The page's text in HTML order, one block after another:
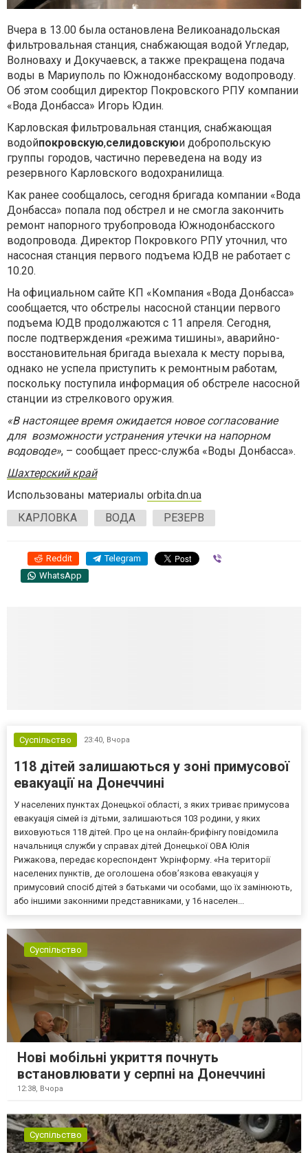
Вчера в 13.00 была остановлена Великоанадольская
фильтровальная станция, снабжающая водой Угледар,
Волноваху и Докучаевск, а также прекращена подача
воды в Мариуполь по Южнодонбасскому водопроводу.
Об этом сообщил директор Покровского РПУ компании
«Вода Донбасса» Игорь Юдин.
Карловская фильтровальная станция, снабжающая
водойпокровскую,селидовскуюи добропольскую
группы городов, частично переведена на воду из
резервного Карловского водохранилища.
Как ранее сообщалось, сегодня бригада компании «Вода
Донбасса» попала под обстрел и не смогла закончить
ремонт напорного трубопровода Южнодонбасского
водопровода. Директор Покровкого РПУ уточнил, что
насосная станция первого подъема ЮДВ не работает с
10.20.
На официальном сайте КП «Компания «Вода Донбасса»
сообщается, что обстрелы насосной станции первого
подъема ЮДВ продолжаются с 11 апреля. Сегодня,
после подтверждения «режима тишины», аварийно-
восстановительная бригада выехала к месту порыва,
однако не успела приступить к ремонтным работам,
поскольку поступила информация об обстреле насосной
станции из стрелкового оружия.
«В настоящее время ожидается новое согласование
для возможности устранения утечки на напорном
водоводе», – сообщает пресс-служба «Воды Донбасса».
Шахтерский край
Использованы материалы orbita.dn.ua
КАРЛОВКА
ВОДА РЕЗЕРВ
Reddit Telegram
WhatsApp
Суспільство 23:40, Вчора
118 дітей залишаються у зоні примусової
евакуації на Донеччині
У населених пунктах Донецької області, з яких триває примусова
евакуація сімей із дітьми, залишаються 103 родини, у яких
виховуються 118 дітей. Про це на онлайн-брифінгу повідомила
начальниця служби у справах дітей Донецької ОВА Юлія
Рижакова, передає кореспондент Укрінформу. «На території
населених пунктів, де оголошена обов’язкова евакуація у
примусовий спосіб дітей з батьками чи особами, що їх замінюють,
або іншими законними представниками, у 16 населен...
Суспільство
Нові мобільні укриття почнуть
встановлювати у серпні на Донеччині
12:38, Вчора
Суспільство